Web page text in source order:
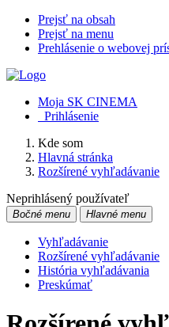
Prejsť na obsah
Prejsť na menu
Prehlásenie o webovej
Moja SK CINEMA
Prihlásenie
Kde som
Hlavná stránka
Rozšírené vyhľadávanie
Neprihlásený používateľ
Bočné menu Hlavné menu
Vyhľadávanie
Rozšírené vyhľadávanie
História vyhľadávania
Preskúmať